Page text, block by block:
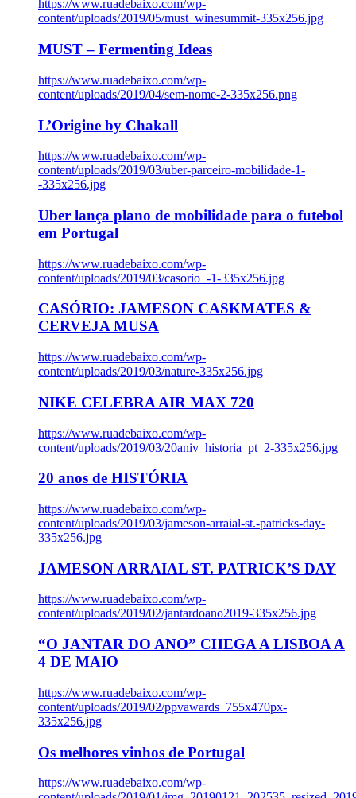
https://www.ruadebaixo.com/wp-
content/uploads/2019/05/must_winesummit-335x256.jpg
MUST – Fermenting Ideas
https://www.ruadebaixo.com/wp-
content/uploads/2019/04/sem-nome-2-335x256.png
L’Origine by Chakall
https://www.ruadebaixo.com/wp-
content/uploads/2019/03/uber-parceiro-mobilidade-1-
-335x256.jpg
Uber lança plano de mobilidade para o futebol
em Portugal
https://www.ruadebaixo.com/wp-
content/uploads/2019/03/casorio_-1-335x256.jpg
CASÓRIO: JAMESON CASKMATES &
CERVEJA MUSA
https://www.ruadebaixo.com/wp-
content/uploads/2019/03/nature-335x256.jpg
NIKE CELEBRA AIR MAX 720
https://www.ruadebaixo.com/wp-
content/uploads/2019/03/20aniv_historia_pt_2-335x256.jpg
20 anos de HISTÓRIA
https://www.ruadebaixo.com/wp-
content/uploads/2019/03/jameson-arraial-st.-patricks-day-
335x256.jpg
JAMESON ARRAIAL ST. PATRICK’S DAY
https://www.ruadebaixo.com/wp-
content/uploads/2019/02/jantardoano2019-335x256.jpg
“O JANTAR DO ANO” CHEGA A LISBOA A
4 DE MAIO
https://www.ruadebaixo.com/wp-
content/uploads/2019/02/ppvawards_755x470px-
335x256.jpg
Os melhores vinhos de Portugal
https://www.ruadebaixo.com/wp-